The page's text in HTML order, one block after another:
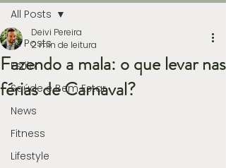
All Posts
Estilo
Saúde e Bem Estar
News
Fitness
Lifestyle
All Posts
Fazendo a mala: o que levar nas
férias de Carnaval?
Deivi Pereira
2 min de leitura